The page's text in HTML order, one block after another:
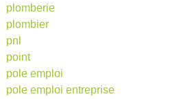
plomberie
plombier
pnl
point
pole emploi
pole emploi entreprise